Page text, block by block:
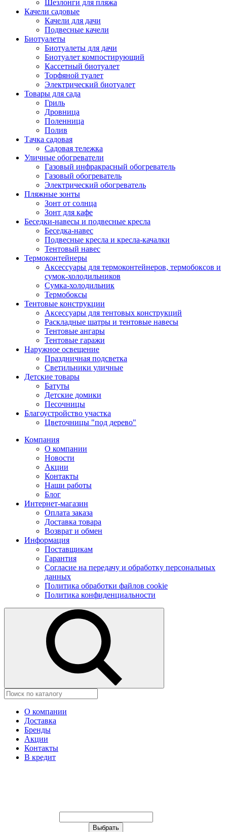
Шезлонги для пляжа
Качели садовые
Качели для дачи
Подвесные качели
Биотуалеты
Биотуалеты для дачи
Биотуалет компостирующий
Кассетный биотуалет
Торфяной туалет
Электрический биотуалет
Товары для сада
Гриль
Дровница
Поленница
Полив
Тачка садовая
Садовая тележка
Уличные обогреватели
Газовый инфракрасный обогреватель
Газовый обогреватель
Электрический обогреватель
Пляжные зонты
Зонт от солнца
Зонт для кафе
Беседки-навесы и подвесные кресла
Беседка-навес
Подвесные кресла и кресла-качалки
Тентовый навес
Термоконтейнеры
Аксессуары для термоконтейнеров, термобоксов и
сумок-холодильников
Сумка-холодильник
Термобоксы
Тентовые конструкции
Аксессуары для тентовых конструкций
Раскладные шатры и тентовые навесы
Тентовые ангары
Тентовые гаражи
Наружное освещение
Праздничная подсветка
Светильники уличные
Детские товары
Батуты
Детские домики
Песочницы
Благоустройство участка
Цветочницы "под дерево"
Компания
О компании
Новости
Акции
Контакты
Наши работы
Блог
Интернет-магазин
Оплата заказа
Доставка товара
Возврат и обмен
Информация
Поставщикам
Гарантия
Согласие на передачу и обработку персональных
данных
Политика обработки файлов cookie
Политика конфиденциальности
О компании
Доставка
Бренды
Акции
Контакты
В кредит